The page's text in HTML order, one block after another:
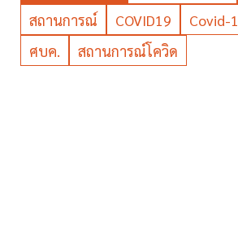
สถานการณ์
COVID19 Covid-
ศบค.
สถานการณ์โควิด